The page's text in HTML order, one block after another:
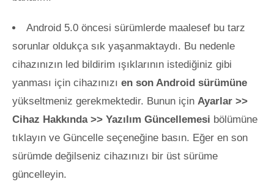
Android 5.0 öncesi sürümlerde maalesef bu tarz
sorunlar oldukça sık yaşanmaktaydı. Bu nedenle
cihazınızın led bildirim ışıklarının istediğiniz gibi
yanması için cihazınızı en son Android sürümüne
yükseltmeniz gerekmektedir. Bunun için Ayarlar >>
Cihaz Hakkında >> Yazılım Güncellemesi bölümüne
tıklayın ve Güncelle seçeneğine basın. Eğer en son
sürümde değilseniz cihazınızı bir üst sürüme
güncelleyin.